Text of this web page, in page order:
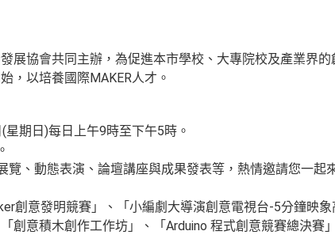
展協會共同主辦，為促進本市學校、大專院校及產業界的
，以培養國際MAKER人才。
期日)每日上午9時至下午5時。
、動態表演、論壇講座與成果發表等，熱情邀請您一起
創意發明競賽」、「小編劇大導演創意電視台-5分鐘映
創意積木創作工作坊」、「Arduino 程式創意競賽總決賽